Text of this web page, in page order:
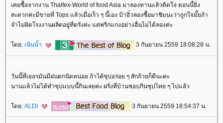
เคยซื้อจากงาน Thaifex-World of food Asia มาลองทานแล้วติดใจ ตอนนี้ยิ่ง
สะดวกค่ะมีขายที่ Tops แล้วเมื่อเร็ว ๆ นี้เอง ป้าอิ๋วลองซื้อมาชิมนะว่าถูกใจมั๊ยถ้า
จำไม่ผิดโรงงานผลิตอยู่ที่ตรังค่ะ แต่พริกแกงอย่างอื่นไม่ได้ลองค่ะ
ดย: เนินน้ำ 3 กันยายน 2559 18:08:28 น.
วันนี้ที่เยอรมันมีฝนตกนิดหน่อย ถ้าได้ซุปอร่อย ๆ สักถ้วยก็ดีนะคะ
นานแล้วไม่ได้ทำซุปแบบนี้กินเลยค่ะ ฝรั่งที่บ้านชอบกินซุปไทย ๆ ไปแล้ว
ดย: ALDI 3 กันยายน 2559 18:54:37 น.